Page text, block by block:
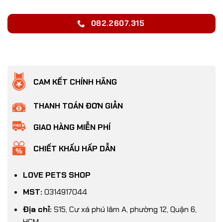
082.2607.315
CAM KẾT CHÍNH HÃNG
THANH TOÁN ĐƠN GIẢN
GIAO HÀNG MIỄN PHÍ
CHIẾT KHẤU HẤP DẪN
LOVE PETS SHOP
MST: 0314917044
Địa chỉ: S15, Cư xá phú lâm A, phường 12, Quận 6,